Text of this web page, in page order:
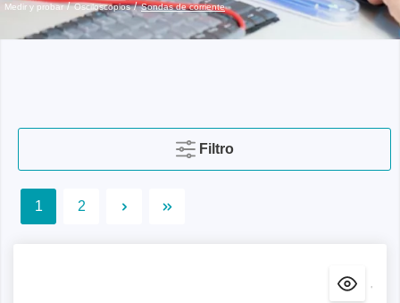
Medir y probar Osciloscopios Sondas de corriente
Filtro
1 2